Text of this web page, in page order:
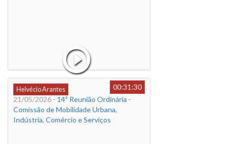
Helvécio Arantes
00:31:30
21/05/2026 - 14ª Reunião Ordinária -
Comissão de Mobilidade Urbana,
Indústria, Comércio e Serviços